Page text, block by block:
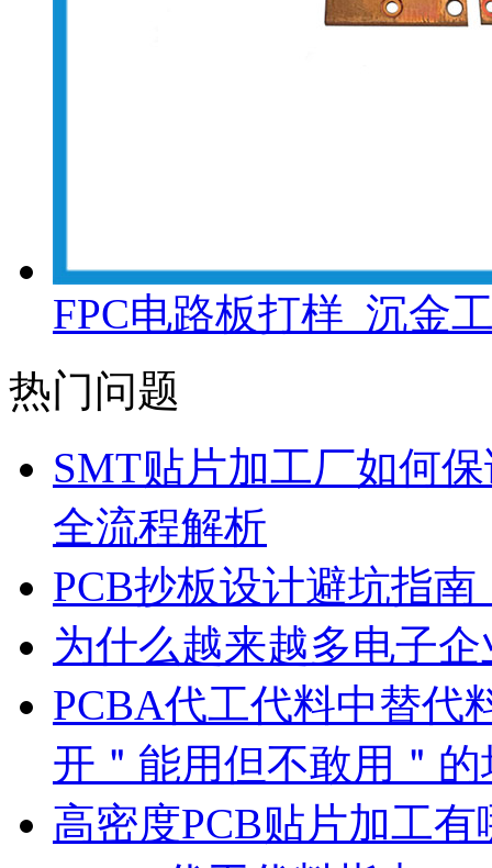
FPC电路板打样_沉金
热门问题
SMT贴片加工厂如何
全流程解析
PCB抄板设计避坑指
为什么越来越多电子
PCBA代工代料中替代
开＂能用但不敢用＂的
高密度PCB贴片加工